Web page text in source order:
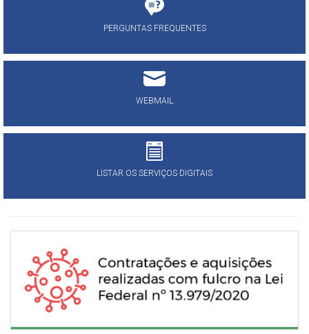
PERGUNTAS FREQUENTES
WEBMAIL
LISTAR OS SERVIÇOS DIGITAIS